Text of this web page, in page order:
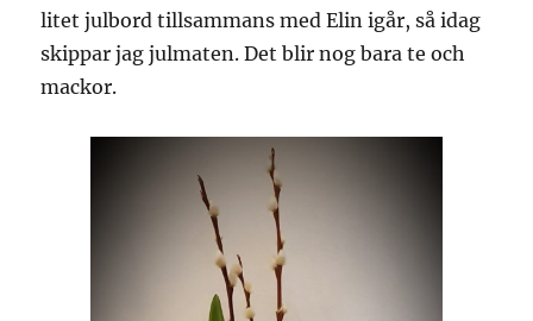
litet julbord tillsammans med Elin igår, så idag
skippar jag julmaten. Det blir nog bara te och
mackor.